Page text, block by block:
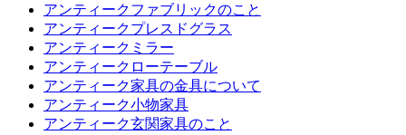
アンティークファブリックのこと
アンティークプレスドグラス
アンティークミラー
アンティークローテーブル
アンティーク家具の金具について
アンティーク小物家具
アンティーク玄関家具のこと